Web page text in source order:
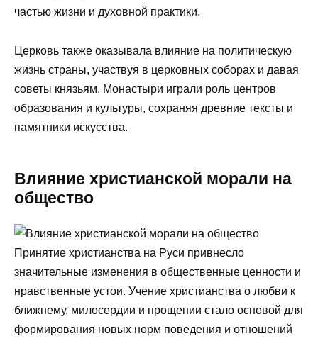
частью жизни и духовной практики.
Церковь также оказывала влияние на политическую
жизнь страны, участвуя в церковных соборах и давая
советы князьям. Монастыри играли роль центров
образования и культуры, сохраняя древние тексты и
памятники искусства.
Влияние христианской морали на
общество
Принятие христианства на Руси привнесло
значительные изменения в общественные ценности и
нравственные устои. Учение христианства о любви к
ближнему, милосердии и прощении стало основой для
формирования новых норм поведения и отношений